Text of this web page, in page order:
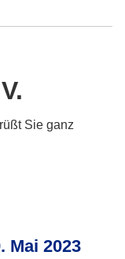
Sie ganz
Mai 2023